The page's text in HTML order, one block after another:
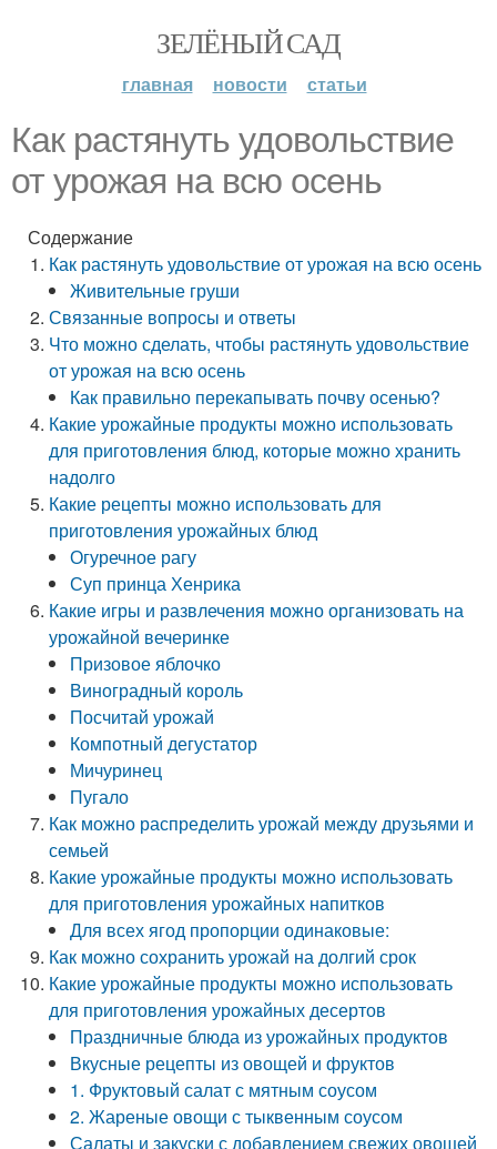
ЗЕЛЁНЫЙ САД
главная новости статьи
Как растянуть удовольствие
от урожая на всю осень
Содержание
Как растянуть удовольствие от урожая на всю осень
Живительные груши
Связанные вопросы и ответы
Что можно сделать, чтобы растянуть удовольствие
от урожая на всю осень
Как правильно перекапывать почву осенью?
Какие урожайные продукты можно использовать
для приготовления блюд, которые можно хранить
надолго
Какие рецепты можно использовать для
приготовления урожайных блюд
Огуречное рагу
Суп принца Хенрика
Какие игры и развлечения можно организовать на
урожайной вечеринке
Призовое яблочко
Виноградный король
Посчитай урожай
Компотный дегустатор
Мичуринец
Пугало
Как можно распределить урожай между друзьями и
семьей
Какие урожайные продукты можно использовать
для приготовления урожайных напитков
Для всех ягод пропорции одинаковые:
Как можно сохранить урожай на долгий срок
Какие урожайные продукты можно использовать
для приготовления урожайных десертов
Праздничные блюда из урожайных продуктов
Вкусные рецепты из овощей и фруктов
1. Фруктовый салат с мятным соусом
2. Жареные овощи с тыквенным соусом
Салаты и закуски с добавлением свежих овощей